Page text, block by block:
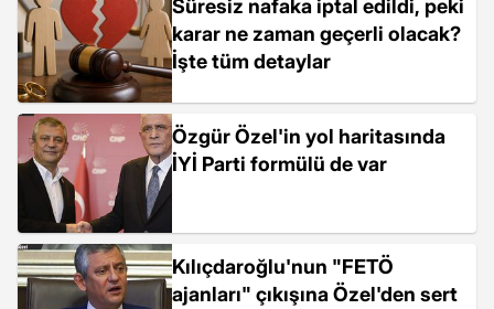
Süresiz nafaka iptal edildi, peki
karar ne zaman geçerli olacak?
İşte tüm detaylar
Özgür Özel'in yol haritasında
İYİ Parti formülü de var
Kılıçdaroğlu'nun "FETÖ
ajanları" çıkışına Özel'den sert